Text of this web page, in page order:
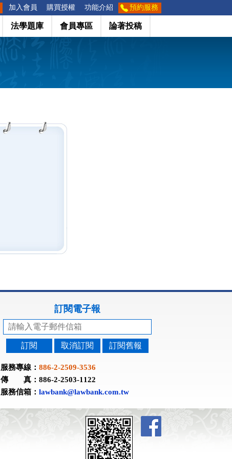
加入會員 購買授權 功能介紹 預約服務
法學題庫 會員專區 論著投稿
訂閱電子報
訂閱 取消訂閱 訂閱舊報
服務專線： 886-2-2509-3536
傳 真：886-2-2503-1122
服務信箱： lawbank@lawbank.com.tw